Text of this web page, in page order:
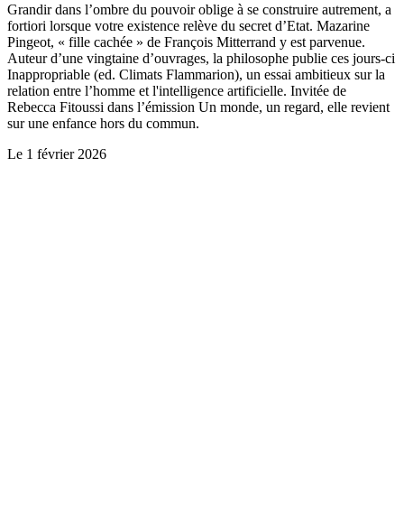
Grandir dans l’ombre du pouvoir oblige à se construire autrement, a
fortiori lorsque votre existence relève du secret d’Etat. Mazarine
Pingeot, « fille cachée » de François Mitterrand y est parvenue.
Auteur d’une vingtaine d’ouvrages, la philosophe publie ces jours-ci
Inappropriable (ed. Climats Flammarion), un essai ambitieux sur la
relation entre l’homme et l'intelligence artificielle. Invitée de
Rebecca Fitoussi dans l’émission Un monde, un regard, elle revient
sur une enfance hors du commun.
Le 1 février 2026